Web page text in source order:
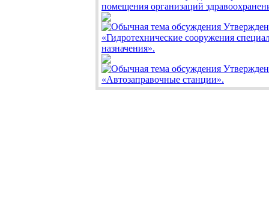
помещения организаций
«Гидротехнические сооружения
назначения».
«Автозаправочные станции».